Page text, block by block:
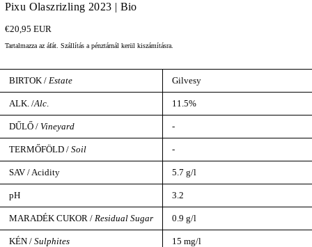
Pixu Olaszrizling 2023 | Bio
€20,95 EUR
Tartalmazza az áfát. Szállítása pénztárnál kerül kiszámításra.
BIRTOK / Estate Gilvesy
ALK. /Alc. 11.5%
DŰLŐ / Vineyard -
TERMŐFÖLD / Soil -
SAV / Acidity 5.7 g/l
pH 3.2
MARADÉK CUKOR / Residual Sugar 0.9 g/l
KÉN / Sulphites 15 mg/l